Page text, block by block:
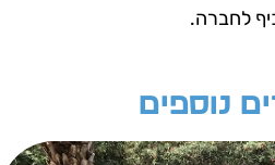
לחברה.
נוספים